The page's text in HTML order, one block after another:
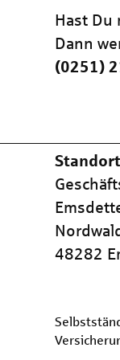
Hast Du
Dann
(0251)
48282